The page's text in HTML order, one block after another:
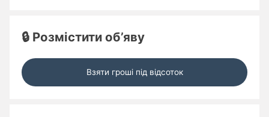
🔒 Розмістити об’яву
Взяти гроші під відсоток